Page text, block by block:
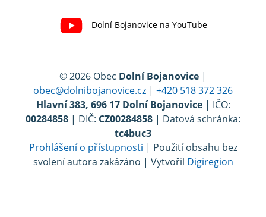
Dolní Bojanovice na YouTube
© 2026 Obec Dolní Bojanovice |
obec@dolnibojanovice.cz | +420 518 372 326
Hlavní 383, 696 17 Dolní Bojanovice| IČO:
00284858 | DIČ: CZ00284858 | Datová schránka:
tc4buc3
Prohlášení o přístupnosti | Použití obsahu bez
svolení autora zakázáno | Vytvořil Digiregion